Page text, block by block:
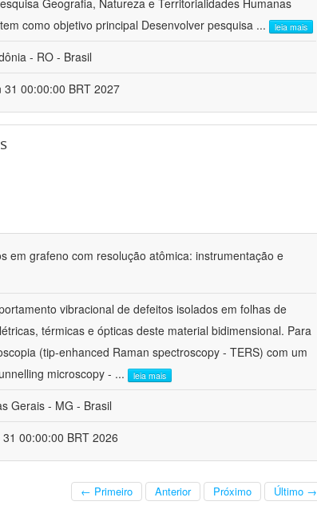
Geografia, Natureza e Territorialidades Humanas 
como objetivo principal Desenvolver pesquisa ... leia mais
- RO - Brasil
00:00:00 BRT 2027
em grafeno com resolução atômica: instrumentação e
vibracional de defeitos isolados em folhas de
térmicas e ópticas deste material bidimensional. Para
(tip-enhanced Raman spectroscopy - TERS) com um
microscopy - ... leia mais
Gerais - MG - Brasil
00:00:00 BRT 2026
← Primeiro Anterior Próximo Último →